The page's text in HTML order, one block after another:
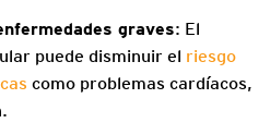
graves: El
puede disminuir el riesgo
como problemas cardíacos,